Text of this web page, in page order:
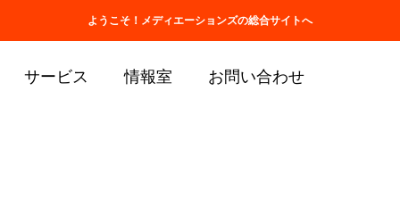
ようこそ！メディエーションズの総合サイトへ
サービス 情報室 お問い合わせ